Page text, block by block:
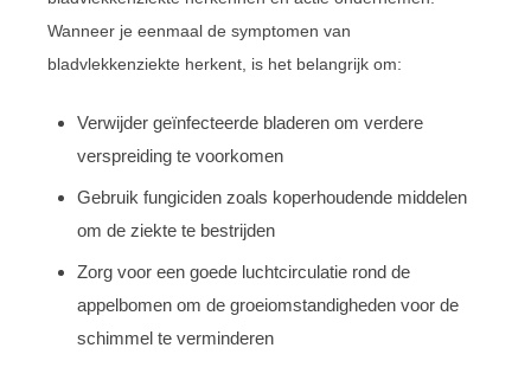
Wanneer je eenmaal de symptomen van
bladvlekkenziekte herkent, is het belangrijk om:
Verwijder geïnfecteerde bladeren om verdere
verspreiding te voorkomen
Gebruik fungiciden zoals koperhoudende middelen
om de ziekte te bestrijden
Zorg voor een goede luchtcirculatie rond de
appelbomen om de groeiomstandigheden voor de
schimmel te verminderen